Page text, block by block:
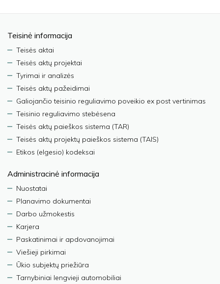
Teisinė informacija
Teisės aktai
Teisės aktų projektai
Tyrimai ir analizės
Teisės aktų pažeidimai
Galiojančio teisinio reguliavimo poveikio ex post vertinimas
Teisinio reguliavimo stebėsena
Teisės aktų paieškos sistema (TAR)
Teisės aktų projektų paieškos sistema (TAIS)
Etikos (elgesio) kodeksai
Administracinė informacija
Nuostatai
Planavimo dokumentai
Darbo užmokestis
Karjera
Paskatinimai ir apdovanojimai
Viešieji pirkimai
Ūkio subjektų priežiūra
Tarnybiniai lengvieji automobiliai